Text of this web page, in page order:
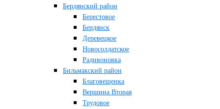
Бердянский район
Берестовое
Бердянск
Деревецкое
Новосолдатское
Радивоновка
Бильмакский район
Благовещенка
Вершина Вторая
Трудовое